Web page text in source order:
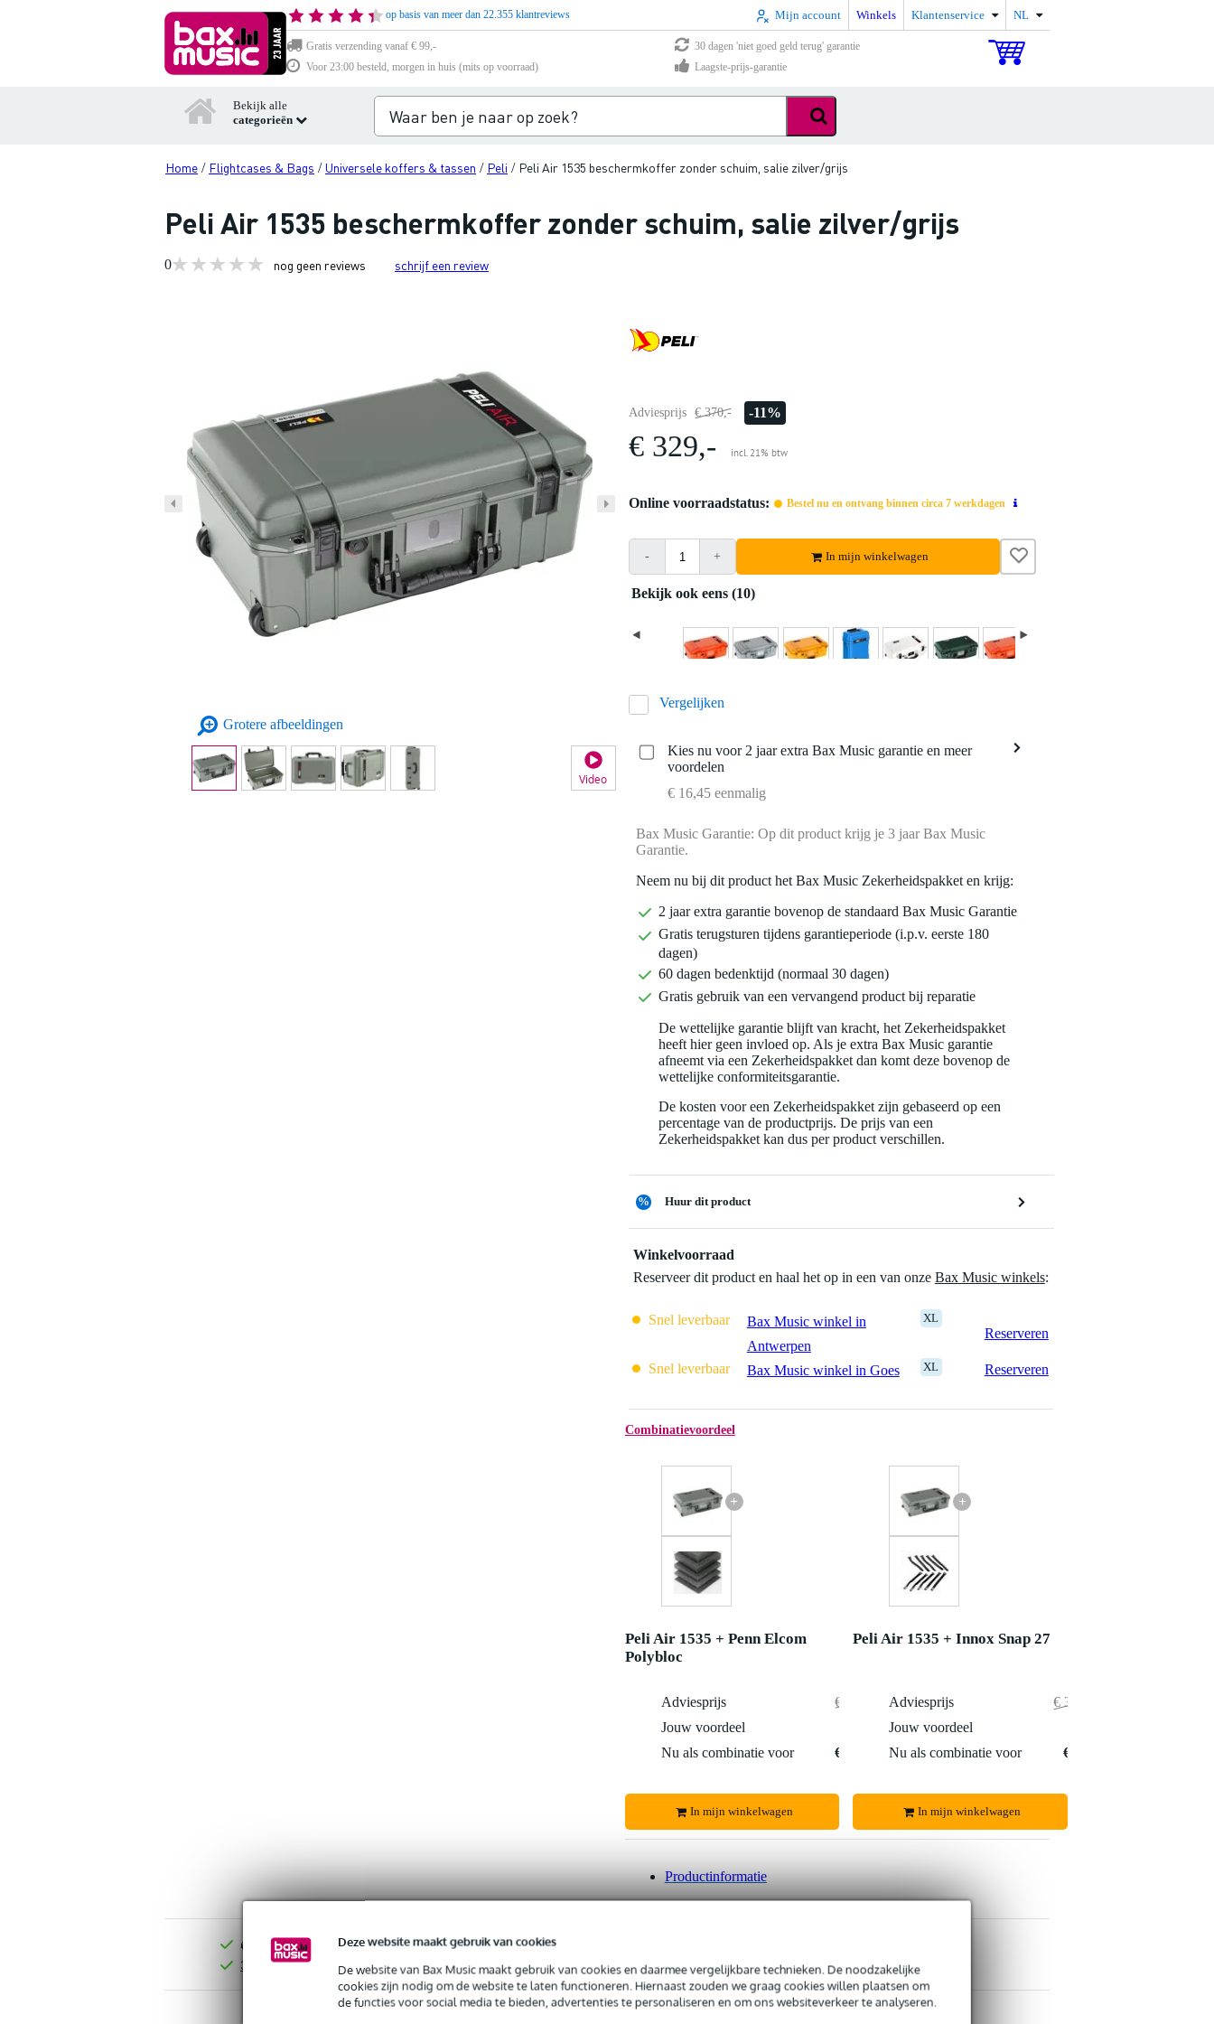
Deze website maakt gebruik van cookies
De website van Bax Music maakt gebruik van cookies en daarmee vergelijkbare technieken. De noodzakelijke
cookies zijn nodig om de website te laten functioneren. Hiernaast zouden we graag cookies willen plaatsen om
de functies voor social media te bieden, advertenties te personaliseren en om ons websiteverkeer te analyseren.
op basis van meer dan 22.355 klantreviews Mijn account Winkels Klantenservice NL
Gratis verzending vanaf € 99,-
30 dagen 'niet goed geld terug' garantie
Voor 23:00 besteld, morgen in huis (mits op voorraad)
Laagste-prijs-garantie
Bekijk alle
categorieën
Home / Flightcases & Bags /Universele koffers & tassen / Peli / Peli Air 1535 beschermkoffer zonder schuim, salie zilver/grijs
Peli Air 1535 beschermkoffer zonder schuim, salie zilver/grijs
0 nog geen reviews schrijf een review
Grotere afbeeldingen
Video
Adviesprijs € 370,- -11%
€ 329,- incl. 21% btw
Online voorraadstatus: Bestel nu en ontvang binnen circa 7 werkdagen
- + In mijn winkelwagen
Bekijk ook eens (10)
Vergelijken
Kies nu voor 2 jaar extra Bax Music garantie en meer
voordelen
€ 16,45 eenmalig
Bax Music Garantie: Op dit product krijg je 3 jaar Bax Music
Garantie.
Neem nu bij dit product het Bax Music Zekerheidspakket en krijg:
2 jaar extra garantie bovenop de standaard Bax Music Garantie
Gratis terugsturen tijdens garantieperiode (i.p.v. eerste 180
dagen)
60 dagen bedenktijd (normaal 30 dagen)
Gratis gebruik van een vervangend product bij reparatie
De wettelijke garantie blijft van kracht, het Zekerheidspakket
heeft hier geen invloed op. Als je extra Bax Music garantie
afneemt via een Zekerheidspakket dan komt deze bovenop de
wettelijke conformiteitsgarantie.
De kosten voor een Zekerheidspakket zijn gebaseerd op een
percentage van de productprijs. De prijs van een
Zekerheidspakket kan dus per product verschillen.
% Huur dit product
Winkelvoorraad
Reserveer dit product en haal het op in een van onze Bax Music winkels:
Snel leverbaar
Bax Music winkel in
Antwerpen
XL
Reserveren
Snel leverbaar Bax Music winkel in Goes XL Reserveren
Combinatievoordeel
+
Peli Air 1535 + Penn Elcom
Polybloc
Adviesprijs
€ 378,-
Jouw voordeel
Nu als combinatie voor
€ 375,-
In mijn winkelwagen
+
Peli Air 1535 + Innox Snap 27
Adviesprijs
€ 334,50
Jouw voordeel
Nu als combinatie voor
€ 333,-
In mijn winkelwagen
Productinformatie
Gratis verzending vanaf € 99,-
30 dagen 'niet goed geld terug' garantie
3 jaar Bax Music garantie
Laagste-prijs-garantie
Gratis CO2-neutrale verzending